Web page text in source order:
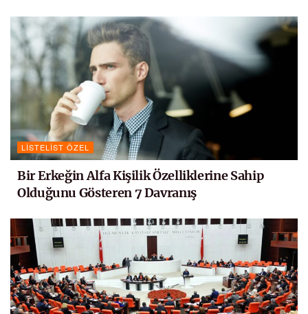
LISTELIST ÖZEL
Bir Erkeğin Alfa Kişilik Özelliklerine Sahip
Olduğunu Gösteren 7 Davranış